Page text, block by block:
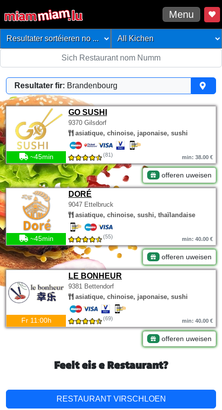
Menu
Resultater fir: Brandenbourg
GO SUSHI
9370 Gilsdorf
asiatique, chinoise, japonaise, sushi
~45min (81) min: 38.00 €
offeren uweisen
DORÉ
9047 Ettelbruck
asiatique, chinoise, sushi, thaïlandaise
~45min (55) min: 40.00 €
offeren uweisen
LE BONHEUR
9381 Bettendorf
asiatique, chinoise, japonaise, sushi
Fr 11:00h (69) min: 40.00 €
offeren uweisen
Feelt eis e Restaurant?
RESTAURANT VIRSCHLOEN